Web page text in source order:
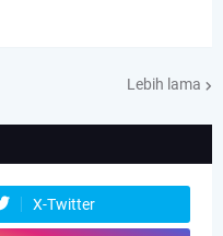
Lebih lama
X-Twitter